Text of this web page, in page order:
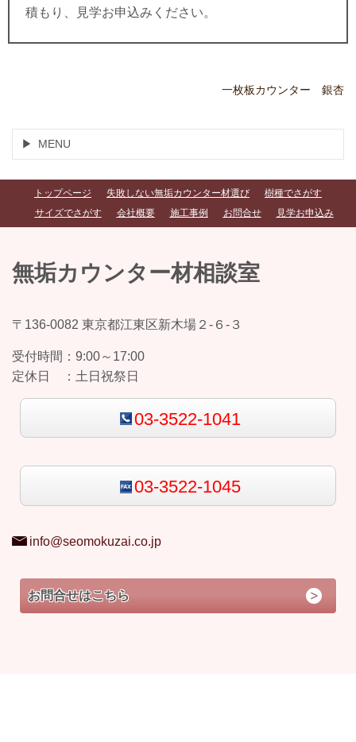
積もり、見学お申込みください。
一枚板カウンター 銀杏
MENU
トップページ 失敗しない無垢カウンター材選び
樹種でさがす
サイズでさがす
会社概要 施工事例 お問合せ 見学お申込み
無垢カウンター材相談室
〒136-0082 東京都江東区新木場２-６-３
受付時間： 9:00～17:00
定休日 ： 土日祝祭日
03-3522-1041
03-3522-1045
info@seomokuzai.co.jp
お問合せはこちら